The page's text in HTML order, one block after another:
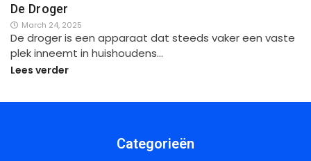
De Droger
March 24, 2025
De droger is een apparaat dat steeds vaker een vaste
plek inneemt in huishoudens…
Lees verder
Categorieën